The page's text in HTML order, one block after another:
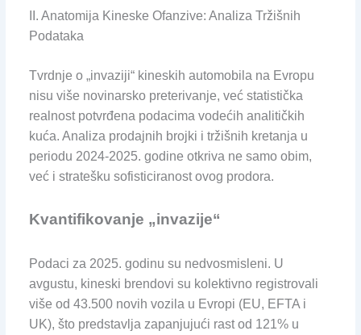
II. Anatomija Kineske Ofanzive: Analiza Tržišnih
Podataka
Tvrdnje o „invaziji“ kineskih automobila na Evropu
nisu više novinarsko preterivanje, već statistička
realnost potvrđena podacima vodećih analitičkih
kuća. Analiza prodajnih brojki i tržišnih kretanja u
periodu 2024-2025. godine otkriva ne samo obim,
već i stratešku sofisticiranost ovog prodora.
Kvantifikovanje „invazije“
Podaci za 2025. godinu su nedvosmisleni. U
avgustu, kineski brendovi su kolektivno registrovali
više od 43.500 novih vozila u Evropi (EU, EFTA i
UK), što predstavlja zapanjujući rast od 121% u